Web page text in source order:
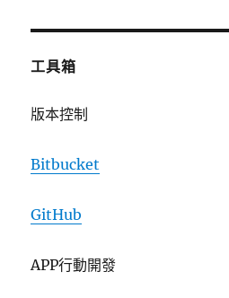
工具箱
版本控制
Bitbucket
GitHub
APP行動開發